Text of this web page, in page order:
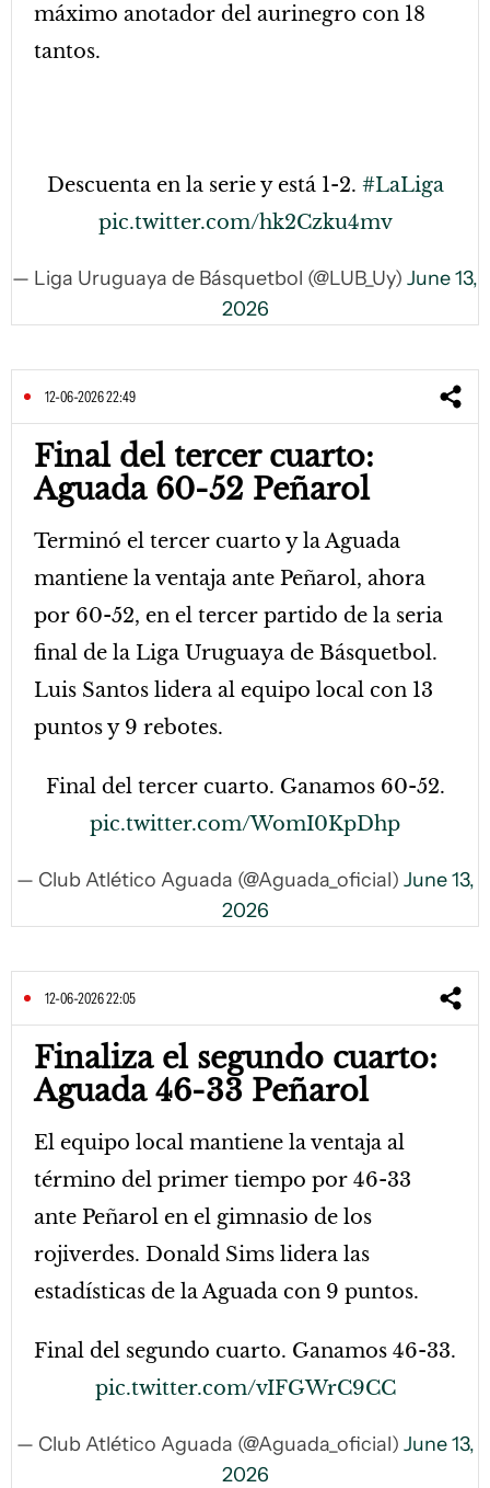
máximo anotador del aurinegro con 18
tantos.
Descuenta en la serie y está 1-2. #LaLiga
pic.twitter.com/hk2Czku4mv
— Liga Uruguaya de Básquetbol (@LUB_Uy) June 13,
2026
12-06-2026 22:49
Final del tercer cuarto:
Aguada 60-52 Peñarol
Terminó el tercer cuarto y la Aguada
mantiene la ventaja ante Peñarol, ahora
por 60-52, en el tercer partido de la seria
final de la Liga Uruguaya de Básquetbol.
Luis Santos lidera al equipo local con 13
puntos y 9 rebotes.
Final del tercer cuarto. Ganamos 60-52.
pic.twitter.com/WomI0KpDhp
— Club Atlético Aguada (@Aguada_oficial) June 13,
2026
12-06-2026 22:05
Finaliza el segundo cuarto:
Aguada 46-33 Peñarol
El equipo local mantiene la ventaja al
término del primer tiempo por 46-33
ante Peñarol en el gimnasio de los
rojiverdes. Donald Sims lidera las
estadísticas de la Aguada con 9 puntos.
Final del segundo cuarto. Ganamos 46-33.
pic.twitter.com/vIFGWrC9CC
— Club Atlético Aguada (@Aguada_oficial) June 13,
2026